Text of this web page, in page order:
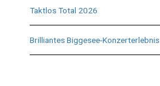
Taktlos Total 2026
Brilliantes Biggesee-Konzerterlebnis